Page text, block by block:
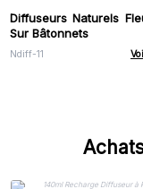
Diffuseurs Naturels
Sur Bâtonnets
Ndiff-11